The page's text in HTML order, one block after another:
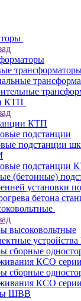
КТП
КТП
подстанции
подстанции
подстанции
(бетонные)
установки
бетона
высоковольтные
сборные
КСО
сборные
КСО
ШВВ